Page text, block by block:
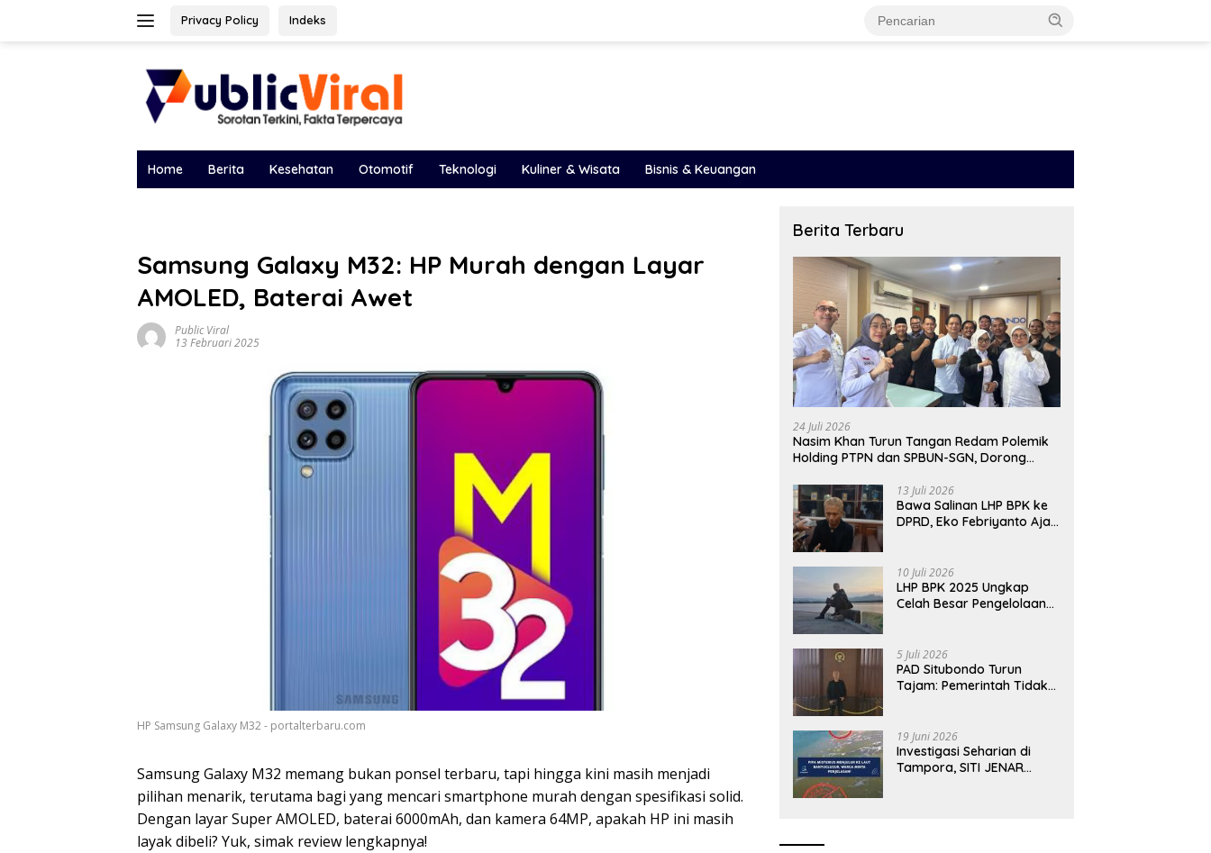
Privacy Policy Indeks
Home Berita Kesehatan Otomotif Teknologi Kuliner & Wisata Bisnis & Keuangan
Samsung Galaxy M32: HP Murah dengan Layar
AMOLED, Baterai Awet
Public Viral
13 Februari 2025
HP Samsung Galaxy M32 - portalterbaru.com
Samsung Galaxy M32 memang bukan ponsel terbaru, tapi hingga kini masih menjadi
pilihan menarik, terutama bagi yang mencari smartphone murah dengan spesifikasi solid.
Dengan layar Super AMOLED, baterai 6000mAh, dan kamera 64MP, apakah HP ini masih
layak dibeli? Yuk, simak review lengkapnya!
Berita Terbaru
24 Juli 2026
Nasim Khan Turun Tangan Redam Polemik
Holding PTPN dan SPBUN-SGN, Dorong
13 Juli 2026
Bawa Salinan LHP BPK ke
DPRD, Eko Febriyanto Ajak
Harus Berbasis Fakta
10 Juli 2026
LHP BPK 2025 Ungkap
Celah Besar Pengelolaan
5 Juli 2026
PAD Situbondo Turun
Tajam: Pemerintah Tidak
Menunjukkan
Akuntabilitas.
19 Juni 2026
Investigasi Seharian di
Tampora, SITI JENAR